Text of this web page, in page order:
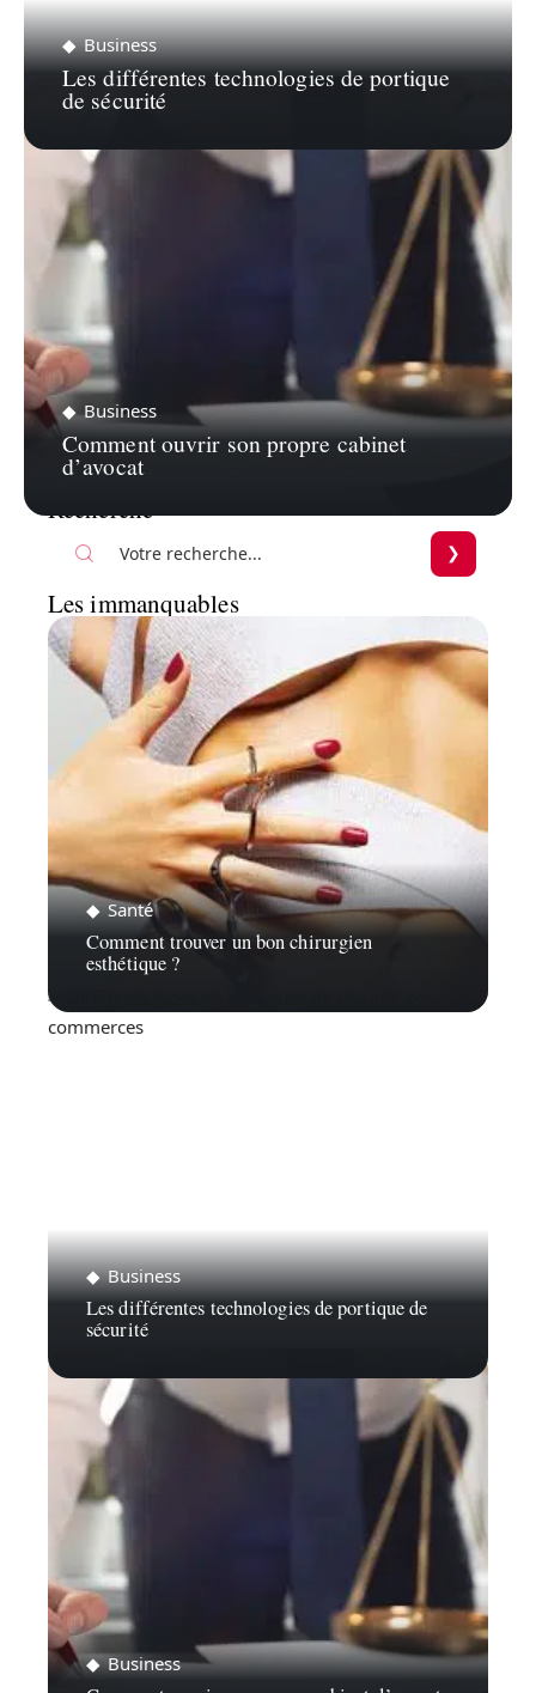
Business
Les différentes technologies de portique
de sécurité
Business
Comment ouvrir son propre cabinet
d’avocat
Recherche
Les immanquables
Santé
Comment trouver un bon chirurgien
esthétique ?
Business
Les différentes technologies de portique de
sécurité
Business